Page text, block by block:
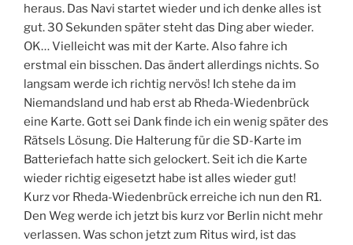
heraus. Das Navi startet wieder und ich denke alles ist
gut. 30 Sekunden später steht das Ding aber wieder.
OK… Vielleicht was mit der Karte. Also fahre ich
erstmal ein bisschen. Das ändert allerdings nichts. So
langsam werde ich richtig nervös! Ich stehe da im
Niemandsland und hab erst ab Rheda-Wiedenbrück
eine Karte. Gott sei Dank finde ich ein wenig später des
Rätsels Lösung. Die Halterung für die SD-Karte im
Batteriefach hatte sich gelockert. Seit ich die Karte
wieder richtig eigesetzt habe ist alles wieder gut!
Kurz vor Rheda-Wiedenbrück erreiche ich nun den R1.
Den Weg werde ich jetzt bis kurz vor Berlin nicht mehr
verlassen. Was schon jetzt zum Ritus wird, ist das